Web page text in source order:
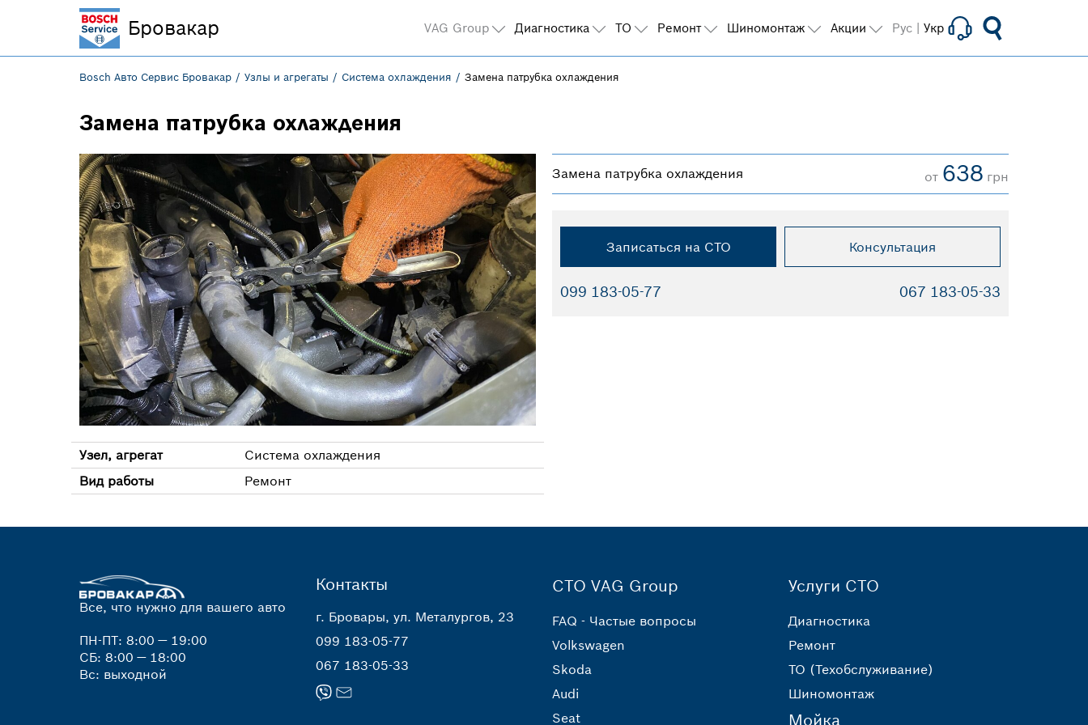
Bosch Авто Сервис Бровакар Узлы и агрегаты Система охлаждения Замена патрубка охлаждения
Замена патрубка охлаждения
Замена патрубка охлаждения от 638 грн
Записаться на СТО Консультация
099 183-05-77 067 183-05-33
Узел, агрегат
Система охлаждения
Вид работы
Ремонт
Все, что нужно для вашего авто
ПН-ПТ: 8:00 — 19:00
СБ: 8:00 — 18:00
Вс: выходной
Контакты
г. Бровары, ул. Металургов, 23
099 183-05-77
067 183-05-33
СТО VAG Group
FAQ - Частые вопросы
Volkswagen
Skoda
Audi
Seat
Услуги СТО
Диагностика
Ремонт
ТО (Техобслуживание)
Шиномонтаж
Мойка
Бровакар VAG Group Диагностика ТО Ремонт Шиномонтаж Акции Рус | Укр